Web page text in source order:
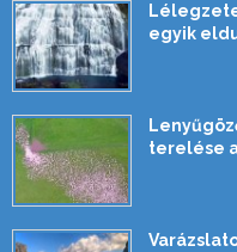
egyik
terelése